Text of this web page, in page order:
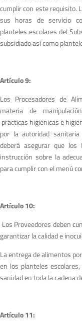
cumplir con este requisito.
sus horas de servicio
planteles escolares del
subsidiado así como
Artículo 9:
Los Procesadores de
materia de
prácticas higiénicas e
por la autoridad
deberá asegurar que los
instrucción sobre la
para cumplir con el menú
Artículo 10:
Los Proveedores deben
garantizar la calidad e
La entrega de alimentos
en los planteles
sanidad en toda la cadena
Artículo 11: